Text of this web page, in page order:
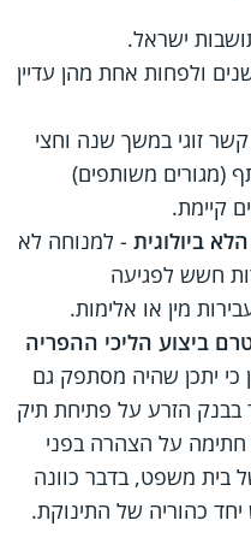
ישראל.
בני הזוג מלאו 18 שנים ולפחות אחת מהן עדיין
קשר זוגי במשך שנה וחצי
(מגורים משותפים)
קיימת.
ביולוגית - למנוחה לא
חשש לפגיעה
מין או אלימות.
ביצוע הליכי ההפריה
כי יתכן שהיה מסתפק גם
בבנק הזרע על פתיחת תיק
חתימה על הצהרה בפני
בית משפט, בדבר כוונה
כהוריה של התינוקת.